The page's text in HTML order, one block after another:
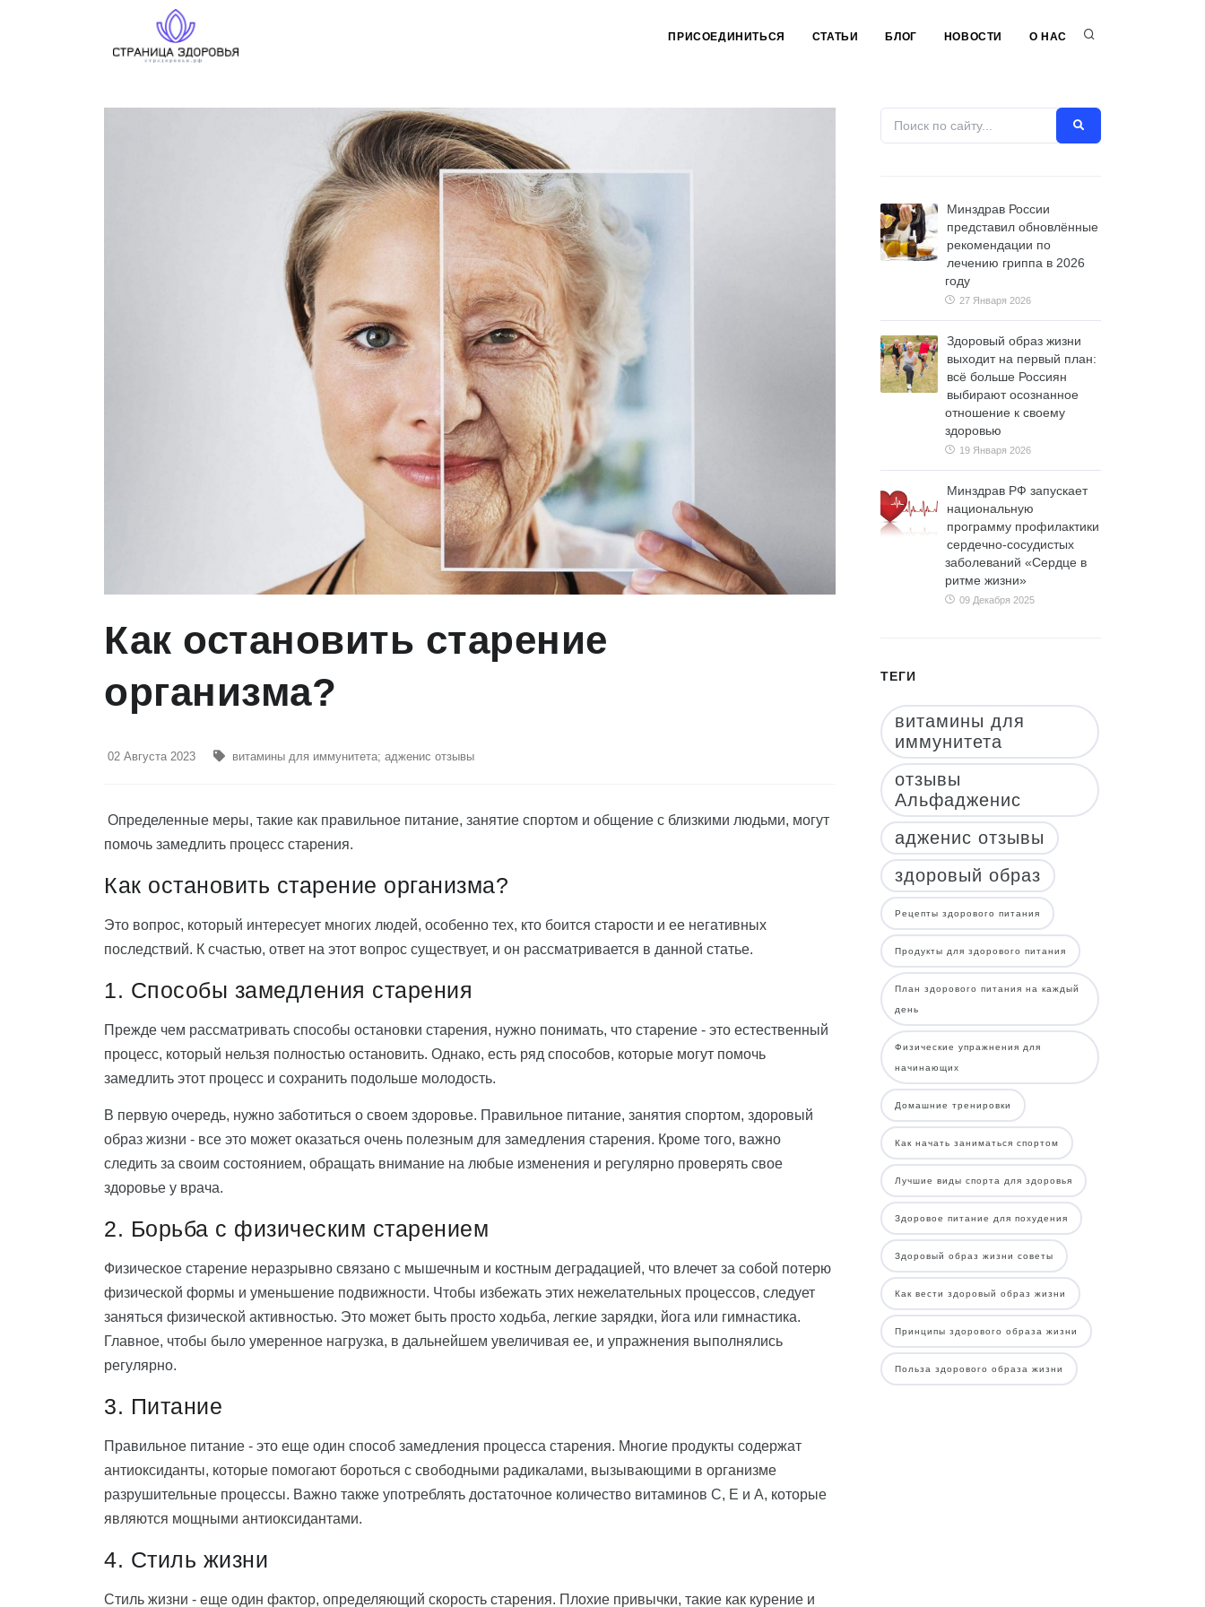
ПРИСОЕДИНИТЬСЯ СТАТЬИ БЛОГ НОВОСТИ О НАС
Как остановить старение
организма?
02 Августа 2023 витамины для иммунитета; адженис отзывы
Определенные меры, такие как правильное питание, занятие спортом и общение с близкими людьми, могут
помочь замедлить процесс старения.
Как остановить старение организма?
Это вопрос, который интересует многих людей, особенно тех, кто боится старости и ее негативных
последствий. К счастью, ответ на этот вопрос существует, и он рассматривается в данной статье.
1. Способы замедления старения
Прежде чем рассматривать способы остановки старения, нужно понимать, что старение - это естественный
процесс, который нельзя полностью остановить. Однако, есть ряд способов, которые могут помочь
замедлить этот процесс и сохранить подольше молодость.
В первую очередь, нужно заботиться о своем здоровье. Правильное питание, занятия спортом, здоровый
образ жизни - все это может оказаться очень полезным для замедления старения. Кроме того, важно
следить за своим состоянием, обращать внимание на любые изменения и регулярно проверять свое
здоровье у врача.
2. Борьба с физическим старением
Физическое старение неразрывно связано с мышечным и костным деградацией, что влечет за собой потерю
физической формы и уменьшение подвижности. Чтобы избежать этих нежелательных процессов, следует
заняться физической активностью. Это может быть просто ходьба, легкие зарядки, йога или гимнастика.
Главное, чтобы было умеренное нагрузка, в дальнейшем увеличивая ее, и упражнения выполнялись
регулярно.
3. Питание
Правильное питание - это еще один способ замедления процесса старения. Многие продукты содержат
антиоксиданты, которые помогают бороться с свободными радикалами, вызывающими в организме
разрушительные процессы. Важно также употреблять достаточное количество витаминов C, Е и А, которые
являются мощными антиоксидантами.
4. Стиль жизни
Стиль жизни - еще один фактор, определяющий скорость старения. Плохие привычки, такие как курение и
Минздрав России
представил обновлённые
рекомендации по
лечению гриппа в 2026
году
27 Января 2026
Здоровый образ жизни
выходит на первый план:
всё больше Россиян
выбирают осознанное
отношение к своему
здоровью
19 Января 2026
Минздрав РФ запускает
национальную
программу профилактики
сердечно-сосудистых
заболеваний «Сердце в
ритме жизни»
09 Декабря 2025
ТЕГИ
витамины для
иммунитета
отзывы
Альфадженис
адженис отзывы
здоровый образ
Рецепты здорового питания
Продукты для здорового питания
План здорового питания на каждый
день
Физические упражнения для
начинающих
Домашние тренировки
Как начать заниматься спортом
Лучшие виды спорта для здоровья
Здоровое питание для похудения
Здоровый образ жизни советы
Как вести здоровый образ жизни
Принципы здорового образа жизни
Польза здорового образа жизни